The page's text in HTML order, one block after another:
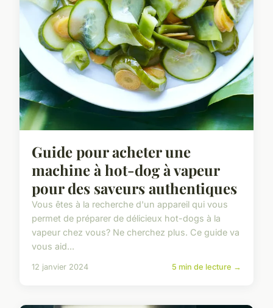
Guide pour acheter une
machine à hot-dog à vapeur
pour des saveurs authentiques
Vous êtes à la recherche d'un appareil qui vous
permet de préparer de délicieux hot-dogs à la
vapeur chez vous? Ne cherchez plus. Ce guide va
vous aid...
12 janvier 2024 5 min de lecture →